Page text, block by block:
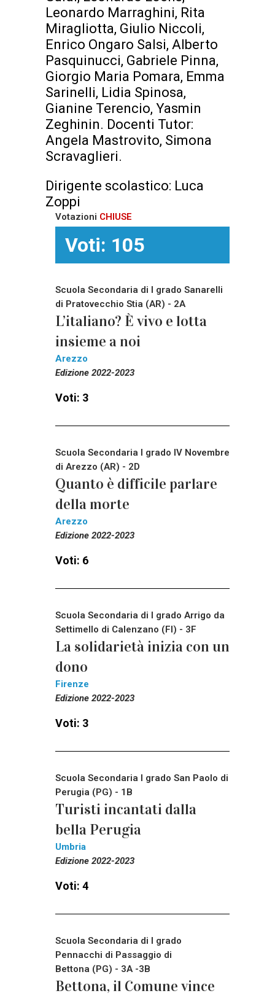
Leonardo Marraghini, Rita
Miragliotta, Giulio Niccoli,
Enrico Ongaro Salsi, Alberto
Pasquinucci, Gabriele Pinna,
Giorgio Maria Pomara, Emma
Sarinelli, Lidia Spinosa,
Gianine Terencio, Yasmin
Zeghinin. Docenti Tutor:
Angela Mastrovito, Simona
Scravaglieri.
Dirigente scolastico: Luca
Zoppi
Votazioni CHIUSE
Voti: 105
Scuola Secondaria di I grado Sanarelli
di Pratovecchio Stia (AR) - 2A
L’italiano? È vivo e lotta
insieme a noi
Arezzo
Edizione 2022-2023
Voti: 3
Scuola Secondaria I grado IV Novembre
di Arezzo (AR) - 2D
Quanto è difficile parlare
della morte
Arezzo
Edizione 2022-2023
Voti: 6
Scuola Secondaria di I grado Arrigo da
Settimello di Calenzano (FI) - 3F
La solidarietà inizia con un
dono
Firenze
Edizione 2022-2023
Voti: 3
Scuola Secondaria I grado San Paolo di
Perugia (PG) - 1B
Turisti incantati dalla
bella Perugia
Umbria
Edizione 2022-2023
Voti: 4
Scuola Secondaria di I grado
Pennacchi di Passaggio di
Bettona (PG) - 3A -3B
Bettona, il Comune vince